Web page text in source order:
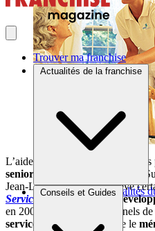
Trouver ma franchise
Actualités de la franchise
Brèves et actus Actualités
Conseils et Guides
L’aide au maintien à domicile des
seniors
, toujours en en activité.
Jean-Louis Borloo, qui a levé
Services, créé en 1997 et
en 2006 par des professionnels
services à domicile
comme le